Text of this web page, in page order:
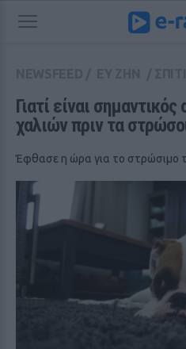
Γιατί είναι
χαλιών πριν τα
Έφθασε η ώρα για το στρώσιμο